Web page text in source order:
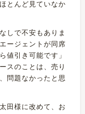
とんど見ていなか
しで不安もありま
ージェントが同席
値引き可能です」
スのことは、売り
問題なかったと思
田様に改めて、お